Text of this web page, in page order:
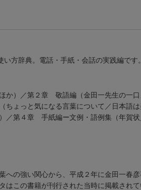
方辞典。電話・手紙・会話の実践編です。
）／第２章 敬語編（金田一先生の一口
ちょっと気になる言葉について／日本語
／第４章 手紙編ー文例・語例集（年賀
の強い関心から、平成２年に金田一春
この書籍が刊行された当時に掲載されて